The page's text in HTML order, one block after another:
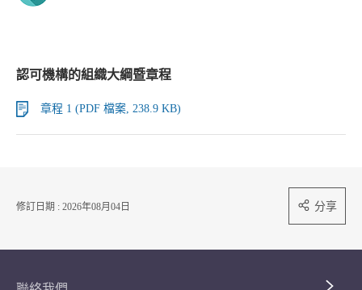
認可機構的組織大綱暨章程
章程 1 (PDF 檔案, 238.9 KB)
修訂日期 : 2026年08月04日 分享